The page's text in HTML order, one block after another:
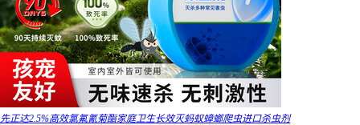
先正达2.5%高效氯氟氰菊酯家庭卫生长效灭蚂蚁蟑螂爬虫进口杀虫剂